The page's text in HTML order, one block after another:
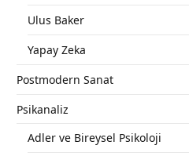
Ulus Baker
Yapay Zeka
Postmodern Sanat
Psikanaliz
Adler ve Bireysel Psikoloji